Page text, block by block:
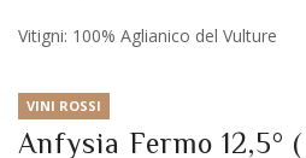
Vitigni: 100% Aglianico del Vulture
VINI ROSSI
Anfysia Fermo